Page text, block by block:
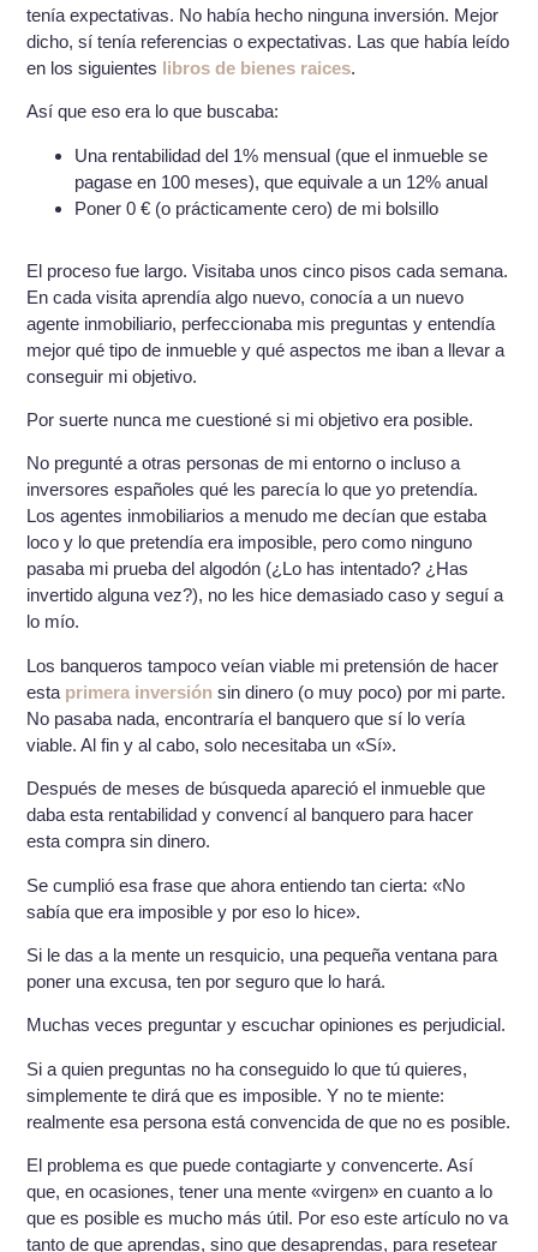
tenía expectativas. No había hecho ninguna inversión. Mejor
dicho, sí tenía referencias o expectativas. Las que había leído
en los siguientes libros de bienes raices.
Así que eso era lo que buscaba:
Una rentabilidad del 1% mensual (que el inmueble se
pagase en 100 meses), que equivale a un 12% anual
Poner 0 € (o prácticamente cero) de mi bolsillo
El proceso fue largo. Visitaba unos cinco pisos cada semana.
En cada visita aprendía algo nuevo, conocía a un nuevo
agente inmobiliario, perfeccionaba mis preguntas y entendía
mejor qué tipo de inmueble y qué aspectos me iban a llevar a
conseguir mi objetivo.
Por suerte nunca me cuestioné si mi objetivo era posible.
No pregunté a otras personas de mi entorno o incluso a
inversores españoles qué les parecía lo que yo pretendía.
Los agentes inmobiliarios a menudo me decían que estaba
loco y lo que pretendía era imposible, pero como ninguno
pasaba mi prueba del algodón (¿Lo has intentado? ¿Has
invertido alguna vez?), no les hice demasiado caso y seguí a
lo mío.
Los banqueros tampoco veían viable mi pretensión de hacer
esta primera inversión sin dinero (o muy poco) por mi parte.
No pasaba nada, encontraría el banquero que sí lo vería
viable. Al fin y al cabo, solo necesitaba un «Sí».
Después de meses de búsqueda apareció el inmueble que
daba esta rentabilidad y convencí al banquero para hacer
esta compra sin dinero.
Se cumplió esa frase que ahora entiendo tan cierta: «No
sabía que era imposible y por eso lo hice».
Si le das a la mente un resquicio, una pequeña ventana para
poner una excusa, ten por seguro que lo hará.
Muchas veces preguntar y escuchar opiniones es perjudicial.
Si a quien preguntas no ha conseguido lo que tú quieres,
simplemente te dirá que es imposible. Y no te miente:
realmente esa persona está convencida de que no es posible.
El problema es que puede contagiarte y convencerte. Así
que, en ocasiones, tener una mente «virgen» en cuanto a lo
que es posible es mucho más útil. Por eso este artículo no va
tanto de que aprendas, sino que desaprendas, para resetear